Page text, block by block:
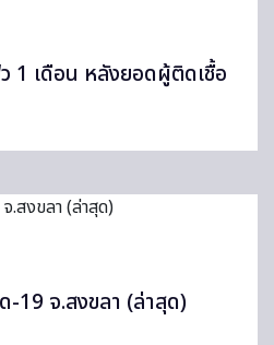
1 เดือน หลังยอดผู้ติดเชื้อ
-19 จ.สงขลา (ล่าสุด)